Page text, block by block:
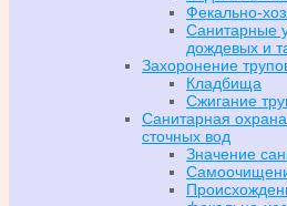
Фекально-
Санитарные
дождевых и
Захоронение
Кладбища
Сжигание
Санитарная
сточных вод
Значение